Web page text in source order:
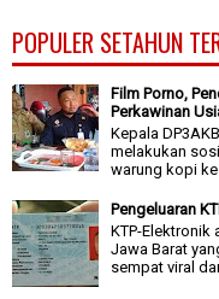
POPULER SETAHUN
Film Porno,
Perkawinan
Kepala
melakukan
warung kopi ke
Pengeluaran
KTP-Elektronik
Jawa Barat
sempat viral